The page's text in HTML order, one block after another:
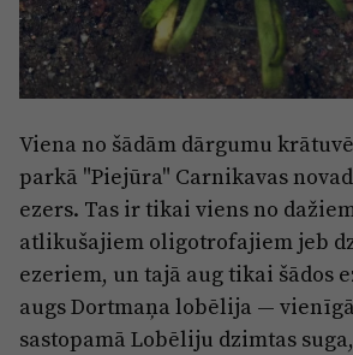
Olaine
Ropaži
Salaspils
Saulkrasti
Sigulda
Jūrmala
Vide
Par
Ētikas
Viena no šādām dārgumu
parkā "Piejūra" Carnikavas
ezers. Tas ir tikai viens no
atlikušajiem oligotrofajiem jeb
ezeriem, un tajā aug tikai šādos
augs Dortmaņa lobēlija —
sastopamā Lobēliju dzimtas